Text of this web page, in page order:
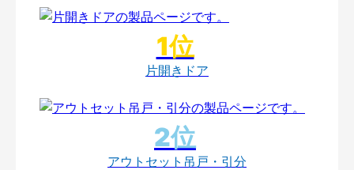
片開きドア
アウトセット吊戸・引分